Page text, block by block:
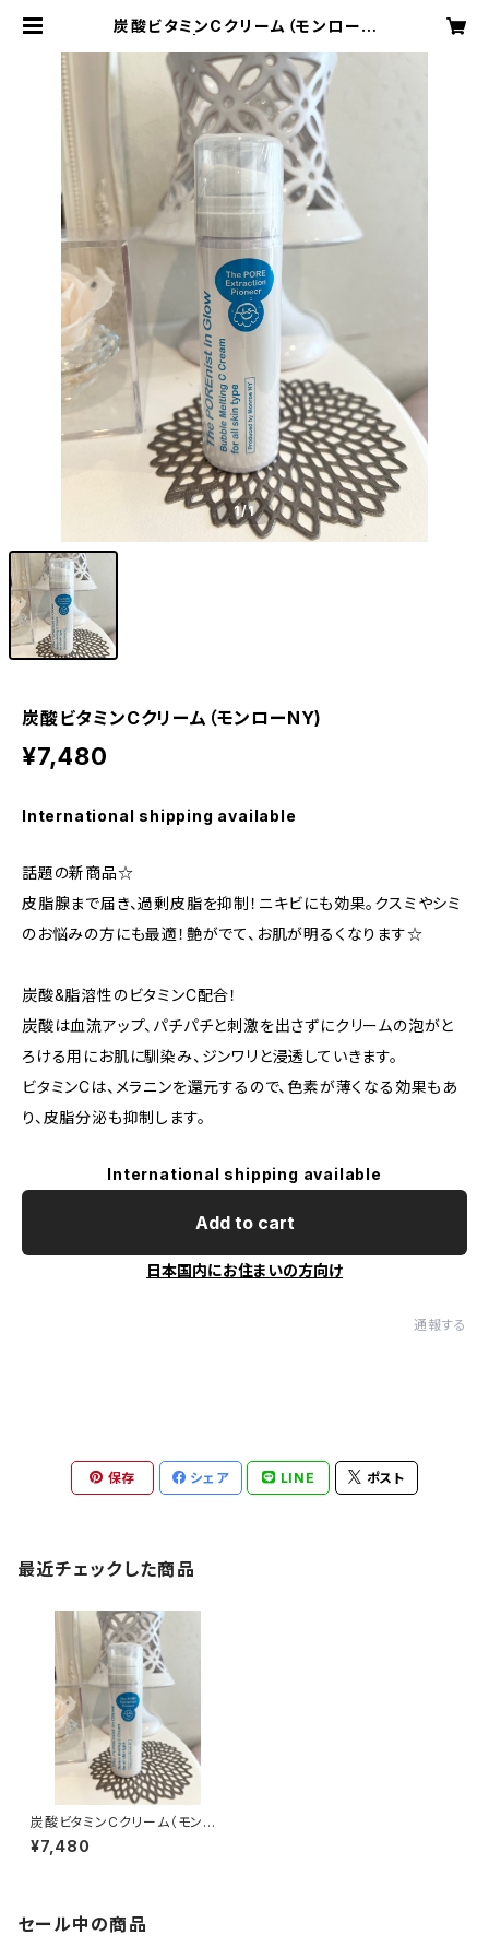
炭酸ビタミンCクリーム（モンローN
1/1
炭酸ビタミンCクリーム（モンローNY)
¥7,480
International shipping available
話題の新商品☆
皮脂腺まで届き、過剰皮脂を抑制！ニキビにも効果。クスミやシミ
のお悩みの方にも最適！艶がでて、お肌が明るくなります☆
炭酸&脂溶性のビタミンC配合！
炭酸は血流アップ、パチパチと刺激を出さずにクリームの泡がと
ろける用にお肌に馴染み、ジンワリと浸透していきます。
ビタミンCは、メラニンを還元するので、色素が薄くなる効果もあ
り、皮脂分泌も抑制します。
International shipping available
Add to cart
日本国内にお住まいの方向け
通報する
保存 シェア LINE ポスト
最近チェックした商品
炭酸ビタミンCクリーム（モンロ
ーNY)
¥7,480
セール中の商品